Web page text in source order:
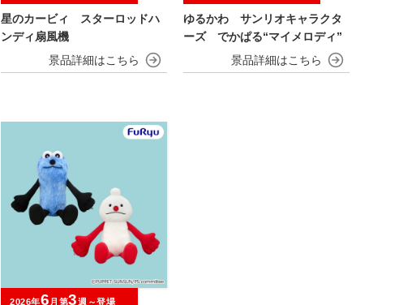
星のカービィ スターロッドハ
ンディ扇風機
ゆるかわ サンリオキャラクタ
ーズ でかぱる“マイメロディ”
2026年6 月第3週～登場